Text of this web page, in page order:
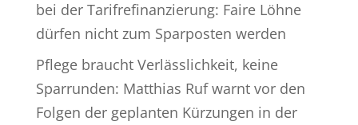
bei der Tarifrefinanzierung: Faire Löhne
dürfen nicht zum Sparposten werden
Pflege braucht Verlässlichkeit, keine
Sparrunden: Matthias Ruf warnt vor den
Folgen der geplanten Kürzungen in der